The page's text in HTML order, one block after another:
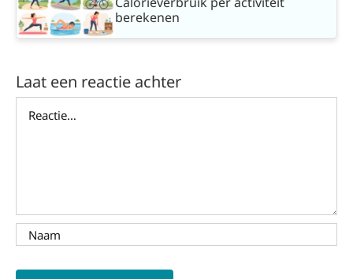
berekenen
Laat een reactie achter